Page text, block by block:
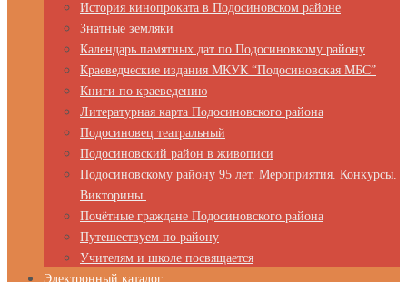
История кинопроката в Подосиновском районе
Знатные земляки
Календарь памятных дат по Подосиновкому району
Краеведческие издания МКУК “Подосиновская МБС”
Книги по краеведению
Литературная карта Подосиновского района
Подосиновец театральный
Подосиновский район в живописи
Подосиновскому району 95 лет. Мероприятия. Конкурсы.
Викторины.
Почётные граждане Подосиновского района
Путешествуем по району
Учителям и школе посвящается
Электронный каталог